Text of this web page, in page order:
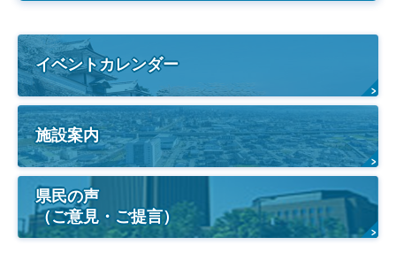
イベントカレンダー
施設案内
県民の声
（ご意見・ご提言）